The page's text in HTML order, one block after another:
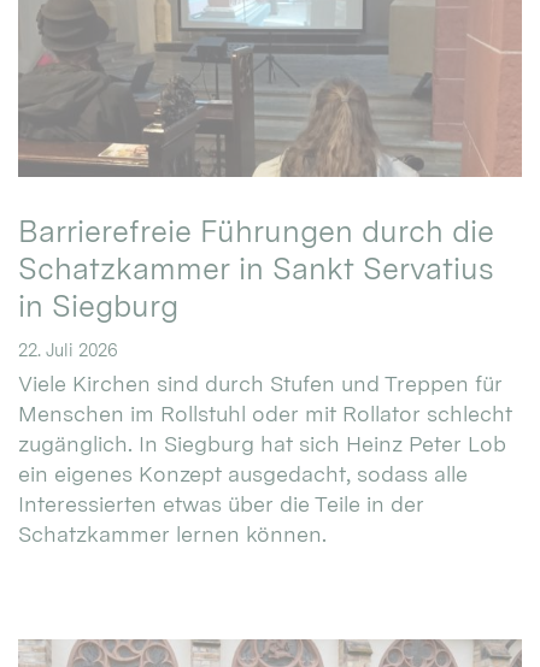
Barrierefreie Führungen durch die
Schatzkammer in Sankt Servatius
in Siegburg
22. Juli 2026
Viele Kirchen sind durch Stufen und Treppen für
Menschen im Rollstuhl oder mit Rollator schlecht
zugänglich. In Siegburg hat sich Heinz Peter Lob
ein eigenes Konzept ausgedacht, sodass alle
Interessierten etwas über die Teile in der
Schatzkammer lernen können.